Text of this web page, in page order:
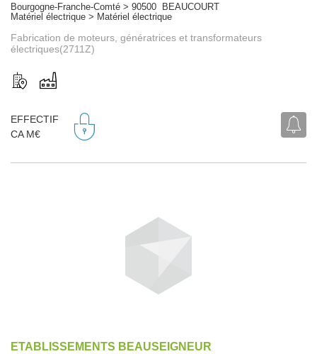
Bourgogne-Franche-Comté > 90500 BEAUCOURT
Matériel électrique > Matériel électrique
Fabrication de moteurs, génératrices et transformateurs
électriques(2711Z)
EFFECTIF
CA M€
ETABLISSEMENTS BEAUSEIGNEUR